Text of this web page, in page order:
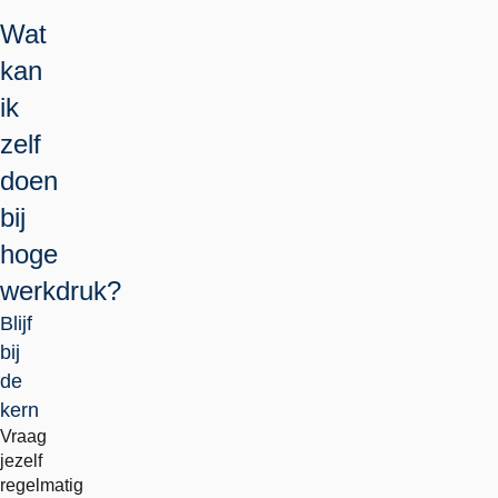
Wat
kan
ik
zelf
doen
bij
hoge
werkdruk?
Blijf
bij
de
kern
Vraag
jezelf
regelmatig